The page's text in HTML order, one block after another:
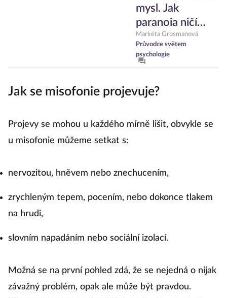
mysl. Jak
paranoia ničí
vztahy a proč je
pomoc okolí
důležitá?
Markéta Grosmanová
Průvodce světem
psychologie
Jak se misofonie projevuje?
Projevy se mohou u každého mírně lišit, obvykle se
u misofonie můžeme setkat s:
nervozitou, hněvem nebo znechucením,
zrychleným tepem, pocením, nebo dokonce tlakem
na hrudi,
slovním napadáním nebo sociální izolací.
Možná se na první pohled zdá, že se nejedná o nijak
závažný problém, opak ale může být pravdou.